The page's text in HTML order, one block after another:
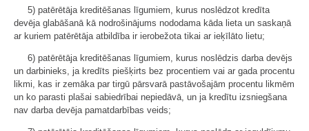
5) patērētāja kreditēšanas līgumiem, kurus noslēdzot kredīta
devēja glabāšanā kā nodrošinājums nododama kāda lieta un saskaņā
ar kuriem patērētāja atbildība ir ierobežota tikai ar ieķīlāto lietu;
6) patērētāja kreditēšanas līgumiem, kurus noslēdzis darba devējs
un darbinieks, ja kredīts piešķirts bez procentiem vai ar gada procentu
likmi, kas ir zemāka par tirgū pārsvarā pastāvošajām procentu likmēm
un ko parasti plašai sabiedrībai nepiedāvā, un ja kredītu izsniegšana
nav darba devēja pamatdarbības veids;